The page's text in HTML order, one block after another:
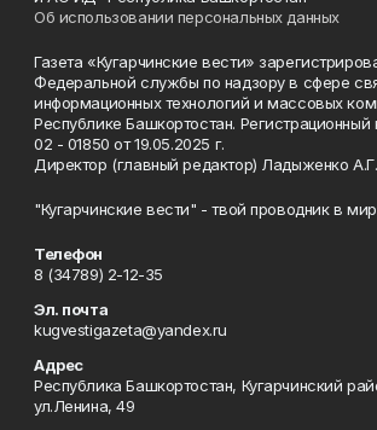
Об использовании персональных данных
Газета «Кугарчинские вести»
Федеральной службы по надзору в сфере
информационных технологий и массовых
Республике Башкортостан.
02 - 01850 от 19.05.2025 г.
Директор (главный редактор) Ладыженко А.Г.
"Кугарчинские вести" - твой проводник в
Телефон
8 (34789) 2-12-35
Эл. почта
kugvestigazeta@yandex.ru
Адрес
Республика Башкортостан, Кугарчинский
ул.Ленина, 49